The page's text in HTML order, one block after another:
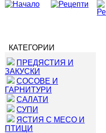
КАТЕГОРИИ
ПРЕДЯСТИЯ И
ЗАКУСКИ
СОСОВЕ И
ГАРНИТУРИ
САЛАТИ
СУПИ
ЯСТИЯ С МЕСО И
ПТИЦИ